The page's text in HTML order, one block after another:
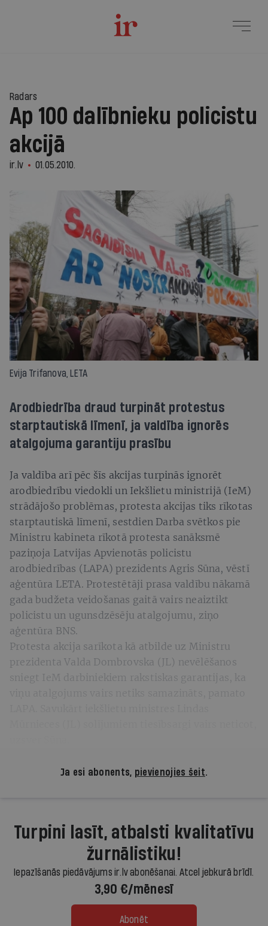
Radars
Ap 100 dalībnieku policistu
akcijā
ir.lv 01.05.2010.
Evija Trifanova, LETA
Arodbiedrība draud turpināt protestus
starptautiskā līmenī, ja valdība ignorēs
atalgojuma garantiju prasību
Ja valdība arī pēc šīs akcijas turpinās ignorēt
arodbiedrību viedokli un Iekšlietu ministrijā (IeM)
strādājošo problēmas, protesta akcijas tiks rīkotas
starptautiskā līmenī, sestdien Darba svētkos pie
Ministru kabineta rīkotā protesta sanāksmē
paziņoja Latvijas Apvienotās policistu
arodbiedrības (LAPA) prezidents Agris Sūna, vēstī
aģentūra LETA. Protestētāji prasa valdību nākamā
gada budžeta veidošanas gaitā vairs neaiztikt
policistu un ugunsdzēsēju atalgojumu, ziņo
aģentūra BNS.
Protesta akcija sarīkota kā atbilde uz Ministru
prezidenta Valda Dombrovska (JL) nevēlēšanos
sniegt IeM darbiniekiem rakstiskas garantijas, ka
Ja esi abonents, pievienojies šeit.
Turpini lasīt, atbalsti kvalitatīvu
žurnālistiku!
Iepazīšanās piedāvājums ir.lv abonēšanai. Atcel jebkurā brīdī.
3,90 €/mēnesī
Abonēt